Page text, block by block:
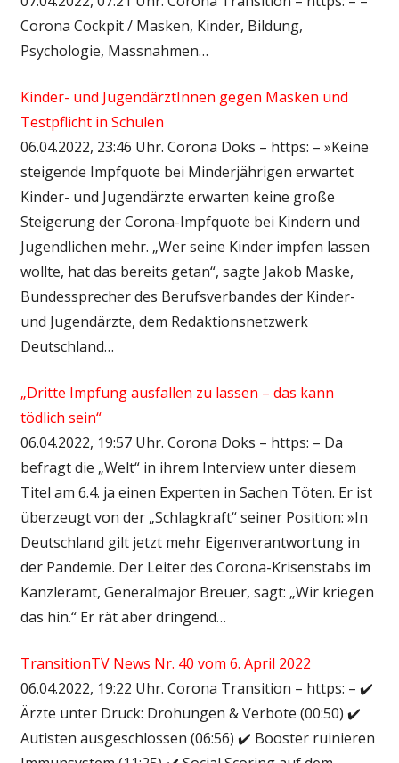
Corona Cockpit / Masken, Kinder, Bildung,
Psychologie, Massnahmen…
Kinder- und JugendärztInnen gegen Masken und
Testpflicht in Schulen
06.04.2022, 23:46 Uhr. Corona Doks – https: – »Keine
steigende Impfquote bei Minderjährigen erwartet
Kinder- und Jugendärzte erwarten keine große
Steigerung der Corona-Impfquote bei Kindern und
Jugendlichen mehr. „Wer seine Kinder impfen lassen
wollte, hat das bereits getan“, sagte Jakob Maske,
Bundessprecher des Berufsverbandes der Kinder-
und Jugendärzte, dem Redaktionsnetzwerk
Deutschland…
„Dritte Impfung ausfallen zu lassen – das kann
tödlich sein“
06.04.2022, 19:57 Uhr. Corona Doks – https: – Da
befragt die „Welt“ in ihrem Interview unter diesem
Titel am 6.4. ja einen Experten in Sachen Töten. Er ist
überzeugt von der „Schlagkraft“ seiner Position: »In
Deutschland gilt jetzt mehr Eigenverantwortung in
der Pandemie. Der Leiter des Corona-Krisenstabs im
Kanzleramt, Generalmajor Breuer, sagt: „Wir kriegen
das hin.“ Er rät aber dringend…
TransitionTV News Nr. 40 vom 6. April 2022
06.04.2022, 19:22 Uhr. Corona Transition – https: – ✔️
Ärzte unter Druck: Drohungen & Verbote (00:50) ✔️
Autisten ausgeschlossen (06:56) ✔️ Booster ruinieren